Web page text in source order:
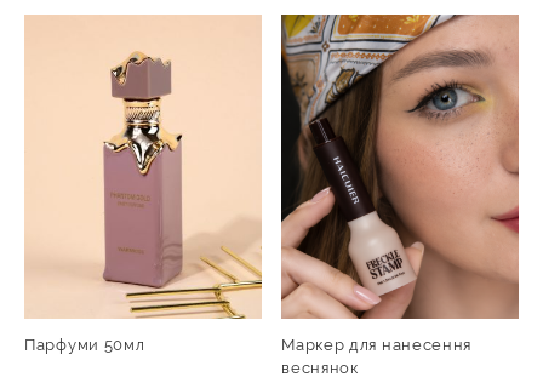
Парфуми 50мл
Маркер для нанесення
веснянок